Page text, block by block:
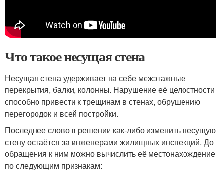
Что такое несущая стена
Несущая стена удерживает на себе межэтажные
перекрытия, балки, колонны. Нарушение её целостности
способно привести к трещинам в стенах, обрушению
перегородок и всей постройки.
Последнее слово в решении как-либо изменить несущую
стену остаётся за инженерами жилищных инспекций. До
обращения к ним можно вычислить её местонахождение
по следующим признакам: